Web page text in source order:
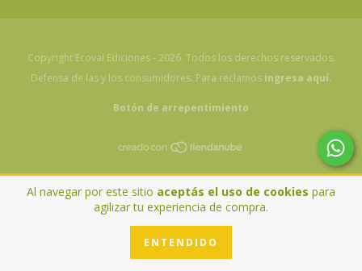
Al navegar por este sitio aceptás el uso de cookies para
agilizar tu experiencia de compra.
ENTENDIDO
Copyright Ecoval Ediciones - 2026. Todos los derechos reservados.
Defensa de las y los consumidores. Para reclamos ingresa aquí.
Botón de arrepentimiento